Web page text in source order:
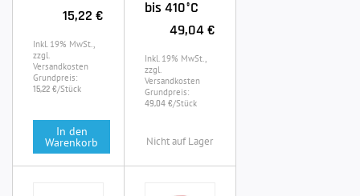
15,22 €
Inkl. 19% MwSt.,
zzgl.
Versandkosten
Grundpreis:
15,22 €/Stück
In den
Warenkorb
bis 410°C
49,04 €
Inkl. 19% MwSt.,
zzgl.
Versandkosten
Grundpreis:
49,04 €/Stück
Nicht auf Lager